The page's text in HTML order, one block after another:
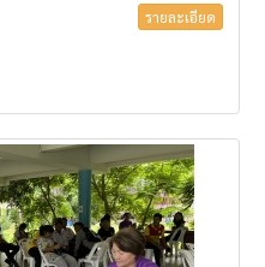
รายละเอียด